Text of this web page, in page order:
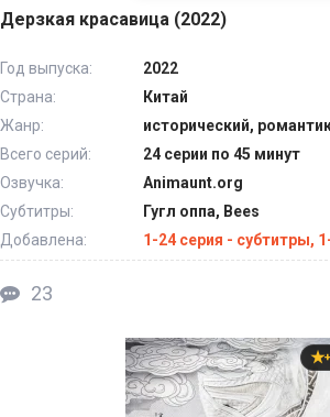
Дерзкая красавица (2022)
Год выпуска:
2022
Страна:
Китай
Жанр:
исторический,
Всего серий:
24 серии по 45 минут
Озвучка:
Animaunt.org
Субтитры:
Гугл оппа, Bees
Добавлена:
1-24 серия - субтитры,
23